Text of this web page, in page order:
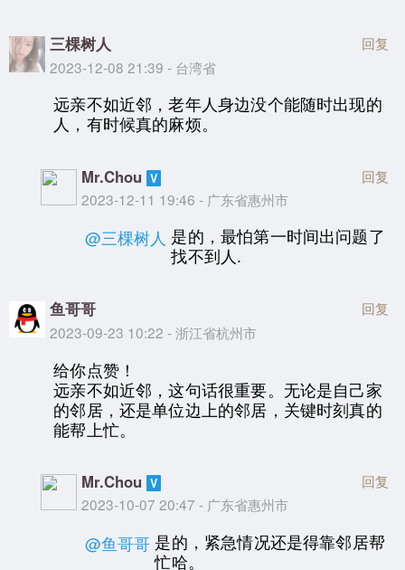
三棵树人
2023-12-08 21:39 - 台湾省
回复
远亲不如近邻，老年人身边没个能随时出现的
人，有时候真的麻烦。
Mr.Chou
2023-12-11 19:46 - 广东省惠州市
回复
@三棵树人 是的，最怕第一时间出问题了
找不到人.
鱼哥哥
2023-09-23 10:22 - 浙江省杭州市
回复
给你点赞！
远亲不如近邻，这句话很重要。无论是自己家
的邻居，还是单位边上的邻居，关键时刻真的
能帮上忙。
Mr.Chou
2023-10-07 20:47 - 广东省惠州市
回复
@鱼哥哥 是的，紧急情况还是得靠邻居帮
忙哈。